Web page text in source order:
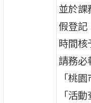
並於課
假登記
時間核
請務必
「桃
「活